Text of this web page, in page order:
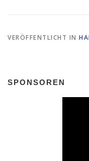
VERÖFFENTLICHT IN
SPONSOREN